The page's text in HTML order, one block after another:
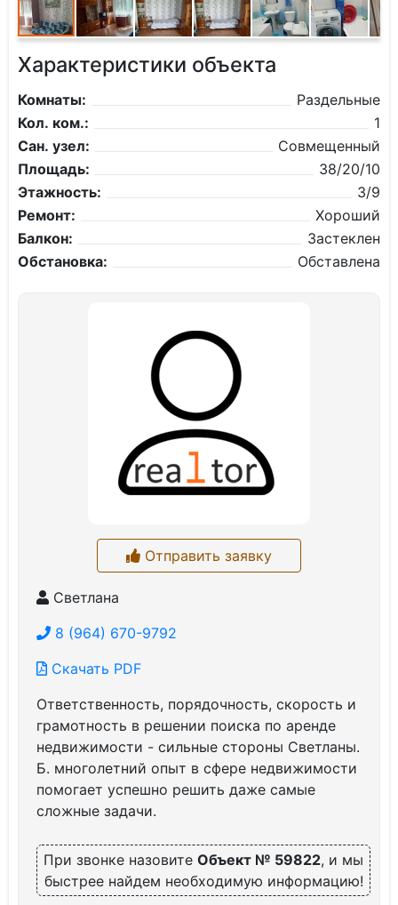
Характеристики объекта
Комнаты:
Раздельные
Кол. ком.:
1
Сан. узел:
Совмещенный
Площадь:
38/20/10
Этажность:
3/9
Ремонт:
Хороший
Балкон:
Застеклен
Обстановка:
Обставлена
Отправить заявку
Светлана
8 (964) 670-9792
Скачать PDF
Ответственность, порядочность, скорость и
грамотность в решении поиска по аренде
недвижимости - сильные стороны Светланы.
Б. многолетний опыт в сфере недвижимости
помогает успешно решить даже самые
сложные задачи.
При звонке назовите Объект № 59822, и мы
быстрее найдем необходимую информацию!